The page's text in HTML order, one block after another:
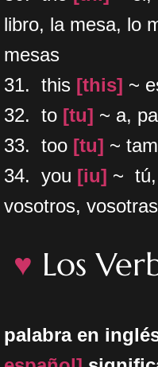
libro, la mesa, lo
mesas
31. this [this] ~
32. to [tu] ~ a,
33. too [tu] ~
34. you [iu] ~ tú,
vosotros, vosotras
♥ Los
palabra en